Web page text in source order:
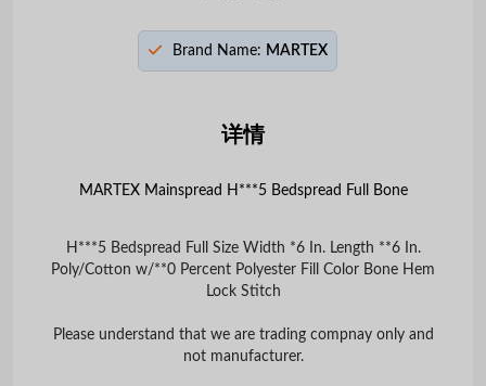
Brand Name: MARTEX
详情
MARTEX Mainspread H***5 Bedspread Full Bone
H***5 Bedspread Full Size Width *6 In. Length **6 In.
Poly/Cotton w/**0 Percent Polyester Fill Color Bone Hem
Lock Stitch
Please understand that we are trading compnay only and
not manufacturer.